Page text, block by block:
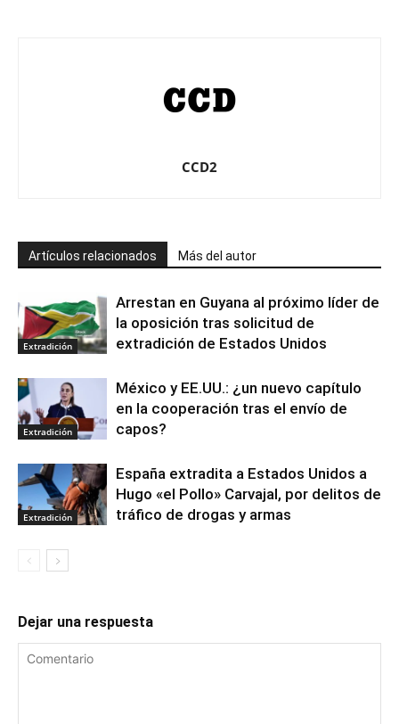
CCD2
Artículos relacionados Más del autor
Extradición
Arrestan en Guyana al próximo líder de
la oposición tras solicitud de
extradición de Estados Unidos
Extradición
México y EE.UU.: ¿un nuevo capítulo
en la cooperación tras el envío de
capos?
Extradición
España extradita a Estados Unidos a
Hugo «el Pollo» Carvajal, por delitos de
tráfico de drogas y armas
Dejar una respuesta